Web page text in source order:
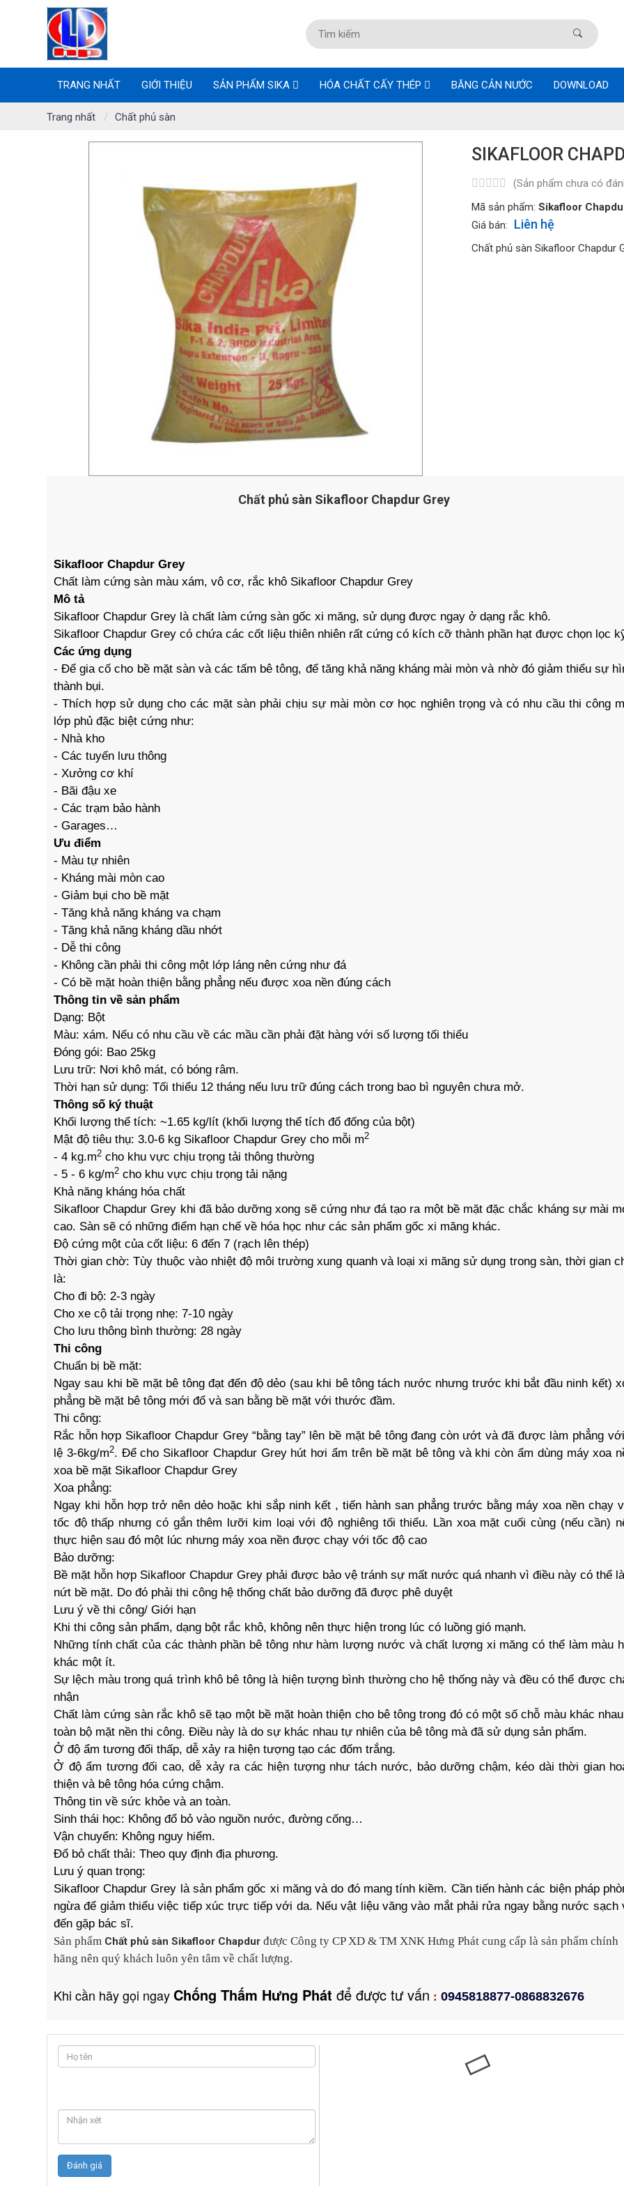
TRANG NHẤT GIỚI THIỆU SẢN PHẨM SIKA HÓA CHẤT CẤY THÉP BĂNG CẢN NƯỚC DOWNLOAD
Trang nhất Chất phủ sàn
SIKAFLOOR
(Sản phẩm chưa có
Mã sản phẩm: Sikafloor
Giá bán:
Liên hệ
Chất phủ sàn Sikafloor Chapdur
Chất phủ sàn Sikafloor Chapdur Grey
Sikafloor Chapdur Grey
Chất làm cứng sàn màu xám, vô cơ, rắc khô Sikafloor Chapdur Grey
Mô tả
Sikafloor Chapdur Grey là chất làm cứng sàn gốc xi măng, sử dụng được ngay ở dạng rắc khô.
Sikafloor Chapdur Grey có chứa các cốt liệu thiên nhiên rất cứng có kích cỡ thành phần hạt được chọn lọc
Các ứng dụng
- Để gia cố cho bề mặt sàn và các tấm bê tông, để tăng khả năng kháng mài mòn và nhờ đó giảm thiểu sự
thành bụi.
- Thích hợp sử dụng cho các mặt sàn phải chịu sự mài mòn cơ học nghiên trọng và có nhu cầu thi công
lớp phủ đặc biệt cứng như:
- Nhà kho
- Các tuyến lưu thông
- Xưởng cơ khí
- Bãi đậu xe
- Các trạm bảo hành
- Garages…
Ưu điểm
- Màu tự nhiên
- Kháng mài mòn cao
- Giảm bụi cho bề mặt
- Tăng khả năng kháng va chạm
- Tăng khả năng kháng dầu nhớt
- Dễ thi công
- Không cần phải thi công một lớp láng nên cứng như đá
- Có bề mặt hoàn thiện bằng phẳng nếu được xoa nền đúng cách
Thông tin về sản phẩm
Dạng: Bột
Màu: xám. Nếu có nhu cầu về các mầu cần phải đặt hàng với số lượng tối thiểu
Đóng gói: Bao 25kg
Lưu trữ: Nơi khô mát, có bóng râm.
Thời hạn sử dụng: Tối thiểu 12 tháng nếu lưu trữ đúng cách trong bao bì nguyên chưa mở.
Thông số ký thuật
Khối lượng thể tích: ~1.65 kg/lít (khối lượng thể tích đổ đống của bột)
Mật độ tiêu thụ: 3.0-6 kg Sikafloor Chapdur Grey cho mỗi m2
- 4 kg.m2 cho khu vực chịu trọng tải thông thường
- 5 - 6 kg/m2 cho khu vực chịu trọng tải nặng
Khả năng kháng hóa chất
Sikafloor Chapdur Grey khi đã bảo dưỡng xong sẽ cứng như đá tạo ra một bề mặt đặc chắc kháng sự mài
cao. Sàn sẽ có những điểm hạn chế về hóa học như các sản phẩm gốc xi măng khác.
Độ cứng một của cốt liệu: 6 đến 7 (rạch lên thép)
Thời gian chờ: Tùy thuộc vào nhiệt độ môi trường xung quanh và loại xi măng sử dụng trong sàn, thời gian
là:
Cho đi bộ: 2-3 ngày
Cho xe cộ tải trọng nhẹ: 7-10 ngày
Cho lưu thông bình thường: 28 ngày
Thi công
Chuẩn bị bề mặt:
Ngay sau khi bề mặt bê tông đạt đến độ dẻo (sau khi bê tông tách nước nhưng trước khi bắt đầu ninh kết)
phẳng bề mặt bê tông mới đổ và san bằng bề mặt với thước đầm.
Thi công:
Rắc hỗn hợp Sikafloor Chapdur Grey “bằng tay” lên bề mặt bê tông đang còn ướt và đã được làm phẳng
lệ 3-6kg/m2. Để cho Sikafloor Chapdur Grey hút hơi ẩm trên bề mặt bê tông và khi còn ẩm dùng máy xoa
xoa bề mặt Sikafloor Chapdur Grey
Xoa phẳng:
Ngay khi hỗn hợp trở nên dẻo hoặc khi sắp ninh kết , tiến hành san phẳng trước bằng máy xoa nền chạy
tốc độ thấp nhưng có gắn thêm lưỡi kim loại với độ nghiêng tối thiểu. Lần xoa mặt cuối cùng (nếu cần)
thực hiện sau đó một lúc nhưng máy xoa nền được chạy với tốc độ cao
Bảo dưỡng:
Bề mặt hỗn hợp Sikafloor Chapdur Grey phải được bảo vệ tránh sự mất nước quá nhanh vì điều này có thể
nứt bề mặt. Do đó phải thi công hệ thống chất bảo dưỡng đã được phê duyệt
Lưu ý về thi công/ Giới hạn
Khi thi công sản phẩm, dạng bột rắc khô, không nên thực hiện trong lúc có luồng gió mạnh.
Những tính chất của các thành phần bê tông như hàm lượng nước và chất lượng xi măng có thể làm màu
khác một ít.
Sự lệch màu trong quá trình khô bê tông là hiện tượng bình thường cho hệ thống này và đều có thể được
nhận
Chất làm cứng sàn rắc khô sẽ tạo một bề mặt hoàn thiện cho bê tông trong đó có một số chỗ màu khác
toàn bộ mặt nền thi công. Điều này là do sự khác nhau tự nhiên của bê tông mà đã sử dụng sản phẩm.
Ở độ ẩm tương đối thấp, dễ xảy ra hiện tượng tạo các đốm trắng.
Ở độ ẩm tương đối cao, dễ xảy ra các hiện tượng như tách nước, bảo dưỡng chậm, kéo dài thời gian
thiện và bê tông hóa cứng chậm.
Thông tin về sức khỏe và an toàn.
Sinh thái học: Không đổ bỏ vào nguồn nước, đường cống…
Vận chuyển: Không nguy hiểm.
Đổ bỏ chất thải: Theo quy định địa phương.
Lưu ý quan trọng:
Sikafloor Chapdur Grey là sản phẩm gốc xi măng và do đó mang tính kiềm. Cần tiến hành các biện pháp
ngừa để giảm thiểu việc tiếp xúc trực tiếp với da. Nếu vật liệu văng vào mắt phải rửa ngay bằng nước sạch
đến gặp bác sĩ.
Sản phẩm Chất phủ sàn Sikafloor Chapdur được Công ty CP XD & TM XNK Hưng Phát cung cấp là sản phẩm chính
hãng nên quý khách luôn yên tâm về chất lượng.
Khi cần hãy gọi ngay Chống Thấm Hưng Phát để được tư vấn : 0945818877-0868832676